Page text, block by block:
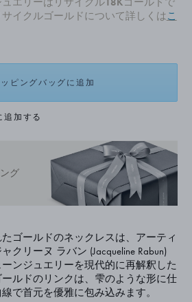
イクルゴールドについて詳しくはこ
ピングバッグに追加
追加する
グ
ゴールドのネックレスは、アーティ
クリーヌ ラバン (Jacqueline Rabun)
ンジュエリーを現代的に再解釈した
ルドのリンクは、雫のような形に仕
で首元を優雅に包み込みます。